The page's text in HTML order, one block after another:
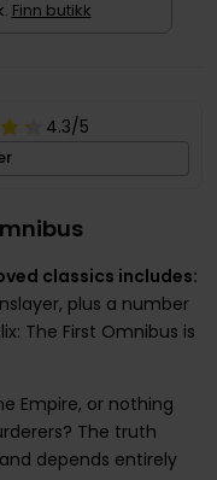
Finn butikk
4.3/5
classics includes:
plus a number
The First Omnibus is
Empire, or nothing
The truth
depends entirely